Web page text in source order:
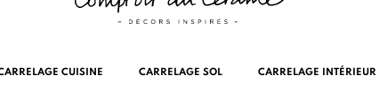
CUISINE CARRELAGE SOL CARRELAGE INTÉRIEUR